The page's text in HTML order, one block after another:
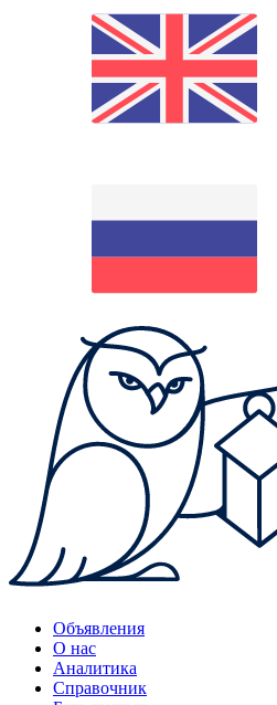
Объявления
О нас
Аналитика
Справочник